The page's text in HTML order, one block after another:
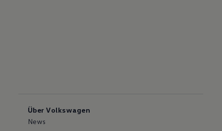
Über Volkswagen
News